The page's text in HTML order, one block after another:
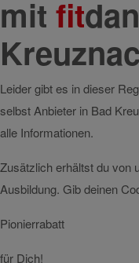
mit fit
Leider gibt es in dieser
selbst Anbieter in Bad
alle Informationen.
Zusätzlich erhältst du von
Ausbildung. Gib deinen
Pionierrabatt
für Dich!